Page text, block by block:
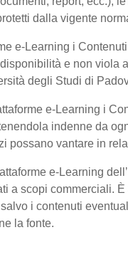
dalla vigente
e-Learning i
e non viola
degli Studi di
e-Learning i
indenne da
possano vantare in
e-Learning
a scopi commerciali.
i contenuti
la fonte.